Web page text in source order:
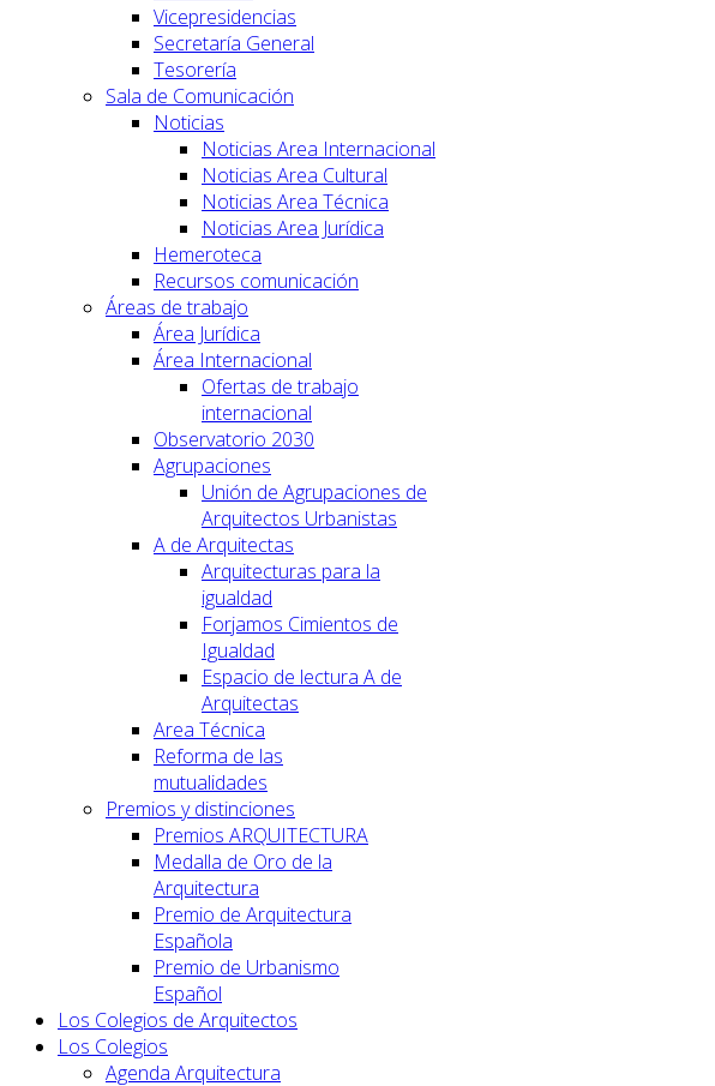
Vicepresidencias
Secretaría General
Tesorería
Sala de Comunicación
Noticias
Noticias Area Internacional
Noticias Area Cultural
Noticias Area Técnica
Noticias Area Jurídica
Hemeroteca
Recursos comunicación
Áreas de trabajo
Área Jurídica
Área Internacional
Ofertas de trabajo
internacional
Observatorio 2030
Agrupaciones
Unión de Agrupaciones de
Arquitectos Urbanistas
A de Arquitectas
Arquitecturas para la
igualdad
Forjamos Cimientos de
Igualdad
Espacio de lectura A de
Arquitectas
Area Técnica
Reforma de las
mutualidades
Premios y distinciones
Premios ARQUITECTURA
Medalla de Oro de la
Arquitectura
Premio de Arquitectura
Española
Premio de Urbanismo
Español
Los Colegios de Arquitectos
Los Colegios
Agenda Arquitectura